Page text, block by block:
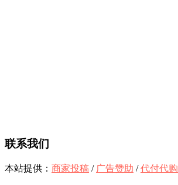
联系我们
本站提供： 商家投稿 / 广告赞助 /代付代购